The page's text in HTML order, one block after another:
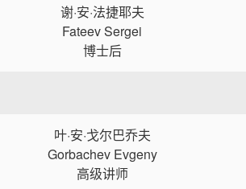
谢·安·法捷耶夫
Fateev Sergei
博士后
叶·安·戈尔巴乔夫
Gorbachev Evgeny
高级讲师